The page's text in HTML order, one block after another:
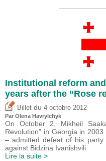
Institutional reform
years after the “Rose
Billet du 4 octobre 2012
Par Olena Havrylchyk
On October 2, Mikheil
Revolution” in Georgia in
– admitted defeat of his party
against Bidzina Ivanishvili.
Lire la suite >